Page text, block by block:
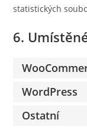
statistických
6.
WordPress
Ostatní